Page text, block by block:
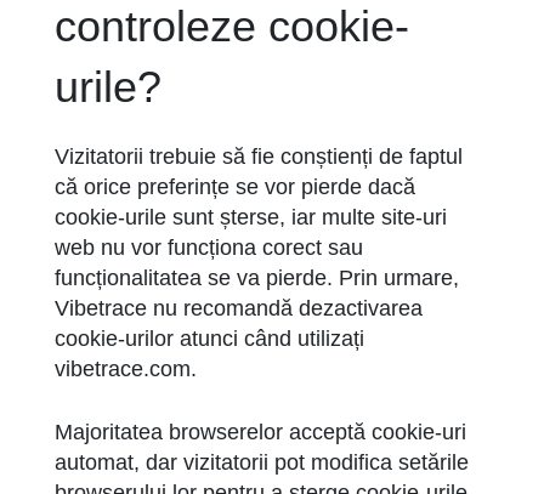
controleze cookie-
urile?
Vizitatorii trebuie să fie conștienți de faptul
că orice preferințe se vor pierde dacă
cookie-urile sunt șterse, iar multe site-uri
web nu vor funcționa corect sau
funcționalitatea se va pierde. Prin urmare,
Vibetrace nu recomandă dezactivarea
cookie-urilor atunci când utilizați
vibetrace.com.
Majoritatea browserelor acceptă cookie-uri
automat, dar vizitatorii pot modifica setările